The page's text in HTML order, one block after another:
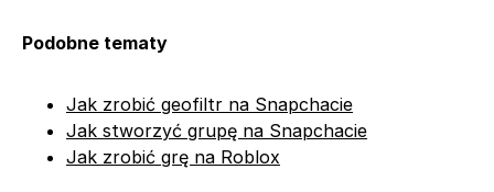
Podobne tematy
Jak zrobić geofiltr na Snapchacie
Jak stworzyć grupę na Snapchacie
Jak zrobić grę na Roblox